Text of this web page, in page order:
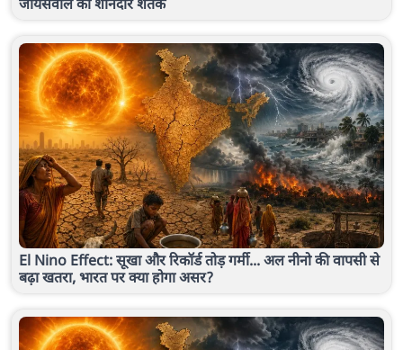
El Nino Effect: सूखा और रिकॉर्ड तोड़ गर्मी... अल नीनो की वापसी से
बढ़ा खतरा, भारत पर क्या होगा असर?